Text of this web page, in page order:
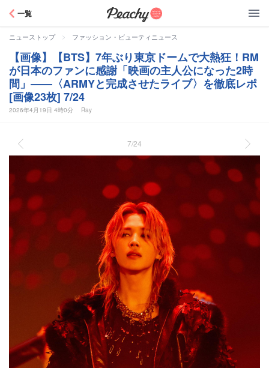
一覧
ニューストップ > ファッション・ビューティニュース
【画像】【BTS】7年ぶり東京ドームで大熱狂！RM
が日本のファンに感謝「映画の主人公になった2時
間」――〈ARMYと完成させたライブ〉を徹底レポ
[画像23枚] 7/24
2026年4月19日 4時0分 Ray
7/24